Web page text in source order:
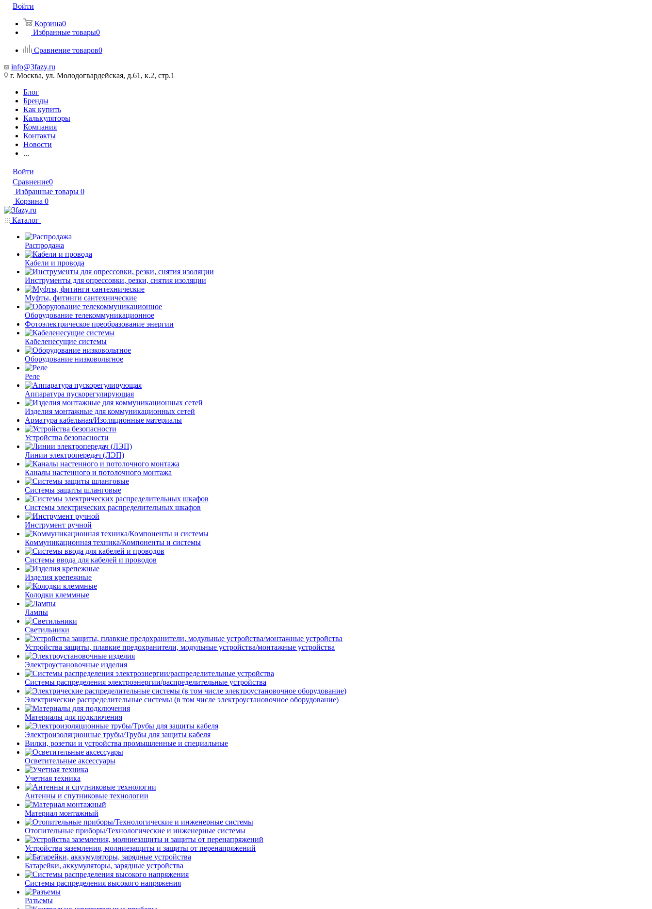
Войти
Корзина0
Избранные товары0
Сравнение товаров0
info@3fazy.ru
г. Москва, ул. Молодогвардейская, д.61, к.2, стр.1
Блог
Бренды
Как купить
Калькуляторы
Компания
Контакты
Новости
...
Войти
Сравнение0
Избранные товары 0
Корзина 0
Каталог
Распродажа
Кабели и провода
Инструменты для опрессовки, резки, снятия изоляции
Муфты, фитинги сантехнические
Оборудование телекоммуникационное
Фотоэлектрическое преобразование энергии
Кабеленесущие системы
Оборудование низковольтное
Реле
Аппаратура пускорегулирующая
Изделия монтажные для коммуникационных сетей
Арматура кабельная/Изоляционные материалы
Устройства безопасности
Линии электропередач (ЛЭП)
Каналы настенного и потолочного монтажа
Системы защиты шланговые
Системы электрических распределительных шкафов
Инструмент ручной
Коммуникационная техника/Компоненты и системы
Системы ввода для кабелей и проводов
Изделия крепежные
Колодки клеммные
Лампы
Светильники
Устройства защиты, плавкие предохранители, модульные устройства/монтажные устройства
Электроустановочные изделия
Системы распределения электроэнергии/распределительные устройства
Электрические распределительные системы (в том числе электроустановочное оборудование)
Материалы для подключения
Электроизоляционные трубы/Трубы для защиты кабеля
Вилки, розетки и устройства промышленные и специальные
Осветительные аксессуары
Учетная техника
Антенны и спутниковые технологии
Материал монтажный
Отопительные приборы/Технологические и инженерные системы
Устройства заземления, молниезащиты и защиты от перенапряжений
Батарейки, аккумуляторы, зарядные устройства
Системы распределения высокого напряжения
Разъемы